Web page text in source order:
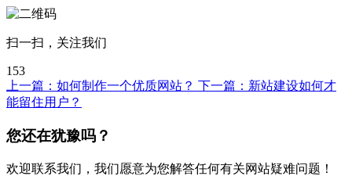
扫一扫，关注我们
153
上一篇： 如何制作一个优质网站？ 下一篇： 新站建设如何才
能留住用户？
您还在犹豫吗？
欢迎联系我们，我们愿意为您解答任何有关网站疑难问题！